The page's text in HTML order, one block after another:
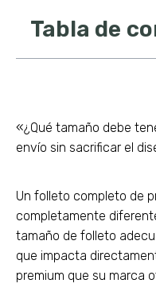
Tabla de
«¿Qué tamaño debe
envío sin sacrificar el
Un folleto completo de
completamente
tamaño de folleto
que impacta
premium que su marca